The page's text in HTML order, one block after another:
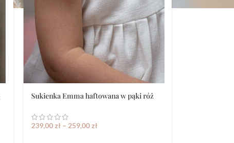
Sukienka Emma haftowana w pąki róż
239,00zł – 259,00zł